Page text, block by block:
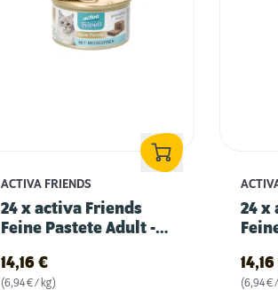
ACTIVA FRIENDS
24 x activa Friends
Feine Pastete Adult -
14,16 €
(6,94 € / kg)
24 x
14,16
(6,94 €